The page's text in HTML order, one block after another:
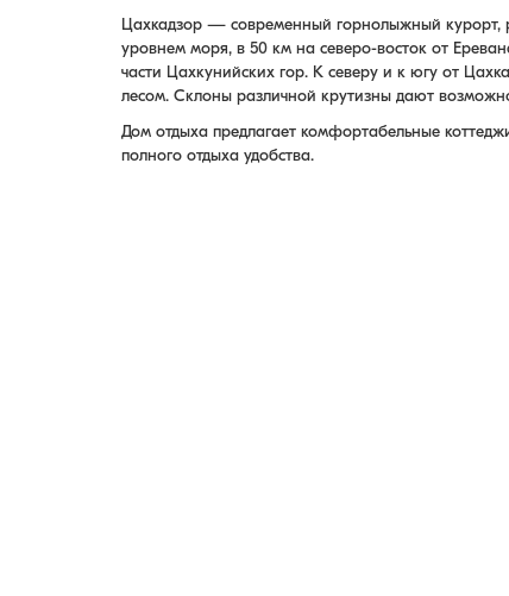
Цахкадзор — современный горнолыжный курорт,
уровнем моря, в 50 км на северо-восток от
части Цахкунийских гор. К северу и к югу от
лесом. Склоны различной крутизны дают
Дом отдыха предлагает комфортабельные
полного отдыха удобства.